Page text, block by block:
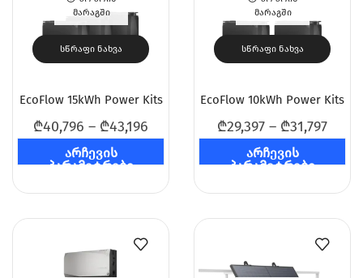
ᲛᲐᲠᲐᲒᲨᲘ
ᲡᲬᲠᲐᲤᲘ ᲜᲐᲮᲕᲐ
EcoFlow 15kWh Power Kits
₾40,796 – ₾43,196
არჩევის
პარამეტრები
ᲛᲐᲠᲐᲒᲨᲘ
ᲡᲬᲠᲐᲤᲘ ᲜᲐᲮᲕᲐ
EcoFlow 10kWh Power Kits
₾29,397 – ₾31,797
არჩევის
პარამეტრები